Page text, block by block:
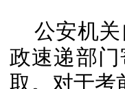
公安机
政速递部
取。对于考